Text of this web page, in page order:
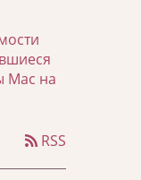
Mac на
RSS